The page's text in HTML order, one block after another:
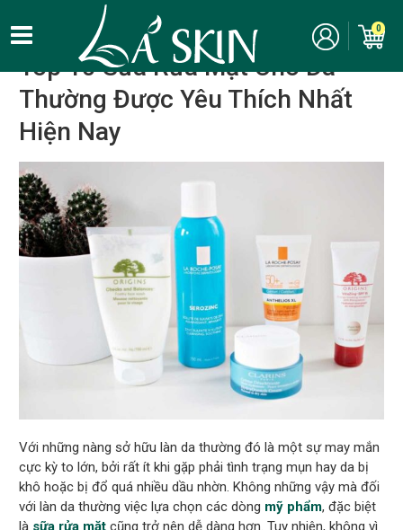
0
Kinh nghiệm, bí quyết làm đẹp Da thường
Top 10 Sữa Rửa Mặt Cho Da
Thường Được Yêu Thích Nhất
Hiện Nay
Với những nàng sở hữu làn da thường đó là một sự may mắn
cực kỳ to lớn, bởi rất ít khi gặp phải tình trạng mụn hay da bị
khô hoặc bị đổ quá nhiều dầu nhờn. Không những vậy mà đối
với làn da thường việc lựa chọn các dòng mỹ phẩm, đặc biệt
là sữa rửa mặt cũng trở nên dễ dàng hơn. Tuy nhiên, không vì